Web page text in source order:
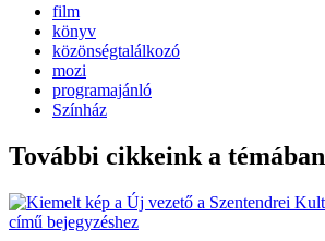
film
könyv
közönségtalálkozó
mozi
programajánló
Színház
További cikkeink a témában